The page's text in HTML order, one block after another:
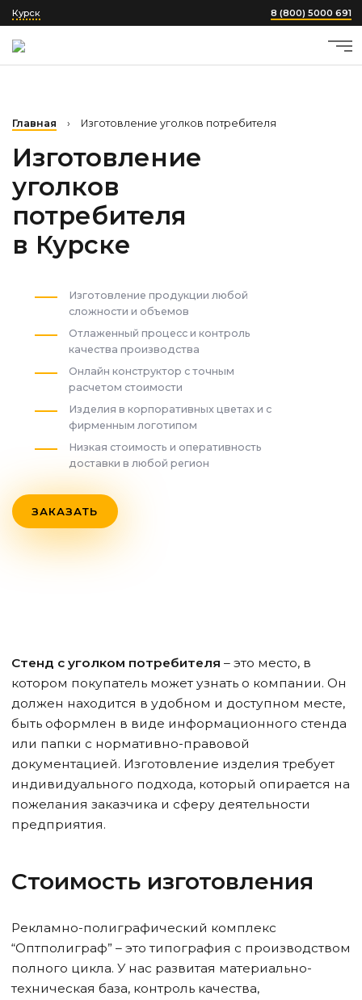
Курск 8 (800) 5000 691
Главная › Изготовление уголков потребителя
Изготовление
уголков
потребителя
в Курске
Изготовление продукции любой
сложности и объемов
Отлаженный процесс и контроль
качества производства
Онлайн конструктор с точным
расчетом стоимости
Изделия в корпоративных цветах и с
фирменным логотипом
Низкая стоимость и оперативность
доставки в любой регион
ЗАКАЗАТЬ
Стенд с уголком потребителя – это место, в
котором покупатель может узнать о компании. Он
должен находится в удобном и доступном месте,
быть оформлен в виде информационного стенда
или папки с нормативно-правовой
документацией. Изготовление изделия требует
индивидуального подхода, который опирается на
пожелания заказчика и сферу деятельности
предприятия.
Стоимость изготовления
Рекламно-полиграфический комплекс
“Оптполиграф” – это типография с производством
полного цикла. У нас развитая материально-
техническая база, контроль качества,